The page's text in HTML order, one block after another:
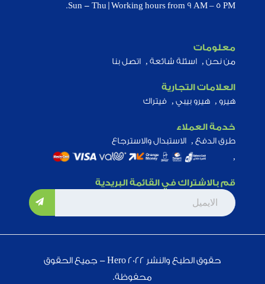
Sun - Thu | Working hours from 9 AM – 5 PM.
معلومات
من نحن اسئلة شائعة اتصل بنا
العلامات التجارية
هيرو هيرو بيبي فيتراك
خدمة العملاء
طرق الدفع الاستبدال والاسترجاع
قم بالاشتراك في القائمة البريدية
حقوق الطبع والنشر Hero 2022 - جميع الحقوق
محفوظة.